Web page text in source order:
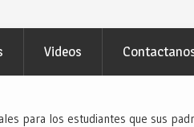
Videos
para los estudiantes que sus